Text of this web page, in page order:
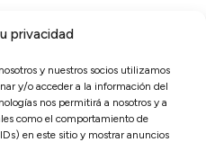
privacidad
y nuestros socios utilizamos
y/o acceder a la información del
nos permitirá a nosotros y a
como el comportamiento de
en este sitio y mostrar anuncios